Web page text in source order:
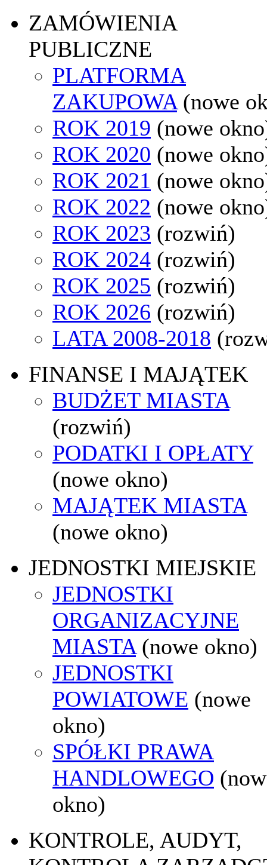
ZAMÓWIENIA
PUBLICZNE
PLATFORMA
ZAKUPOWA (nowe
ROK 2019 (nowe
ROK 2020 (nowe
ROK 2021 (nowe
ROK 2022 (nowe
ROK 2023 (rozwiń)
ROK 2024 (rozwiń)
ROK 2025 (rozwiń)
ROK 2026 (rozwiń)
LATA 2008-2018
FINANSE I MAJĄTEK
BUDŻET MIASTA
(rozwiń)
PODATKI I OPŁATY
(nowe okno)
MAJĄTEK MIASTA
(nowe okno)
JEDNOSTKI MIEJSKIE
JEDNOSTKI
ORGANIZACYJNE
MIASTA (nowe okno)
JEDNOSTKI
POWIATOWE (nowe
okno)
SPÓŁKI PRAWA
HANDLOWEGO
okno)
KONTROLE, AUDYT,